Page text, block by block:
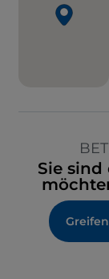
Sie sind